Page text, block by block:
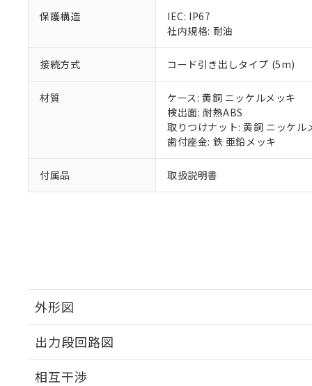
保護構造
IEC: IP67
社内規格: 耐油
接続方式 コード引き出しタイプ (5m)
材質
ケース: 黄銅 ニッケルメッキ
検出面: 耐熱ABS
取りつけナット: 黄銅 ニッケル
歯付座金: 鉄 亜鉛メッキ
付属品 取扱説明書
外形図
出力段回路図
相互干渉